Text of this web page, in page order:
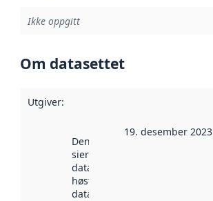
Ikke oppgitt
Om datasettet
Utgiver:
Denne datoen
sier når
datasettet ble
høstet av
data.norge.no.
19. desember 2023